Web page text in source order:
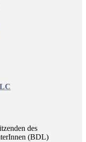
des
(BDL)